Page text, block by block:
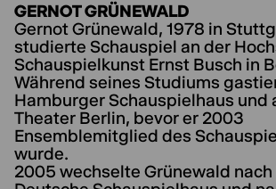
GERNOT GRÜNEWALD
Gernot Grünewald, 1978 in
studierte Schauspiel an der
Schauspielkunst Ernst Busch in
Während seines Studiums
Hamburger Schauspielhaus und
Theater Berlin, bevor er 2003
Ensemblemitglied des
wurde.
2005 wechselte Grünewald